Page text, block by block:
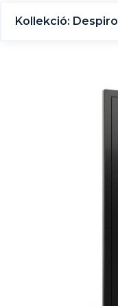
Kollekció: Despiro